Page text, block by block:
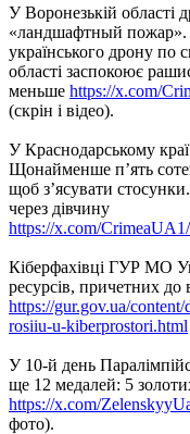
У Воронезькій області
«ландшафтный пожар».
українського дрону по
області заспокоює
меньше https://x.com/
(скрін і відео).
У Краснодарському
Щонайменше п’ять
щоб з’ясувати
через дівчину
https://x.com/
Кіберфахівці ГУР МО
ресурсів, причетних до
https://gur.gov.ua/
rosiiu-u-kiberprostori.html
У 10-й день
ще 12 медалей: 5
https://x.com/
фото).